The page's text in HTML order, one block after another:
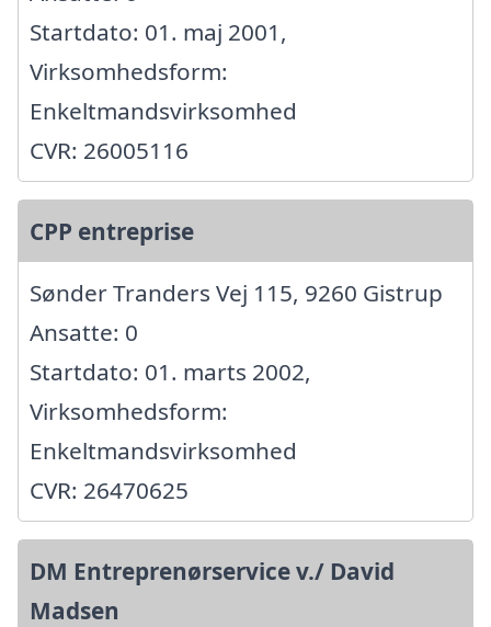
Startdato: 01. maj 2001,
Virksomhedsform:
Enkeltmandsvirksomhed
CVR: 26005116
CPP entreprise
Sønder Tranders Vej 115, 9260 Gistrup
Ansatte: 0
Startdato: 01. marts 2002,
Virksomhedsform:
Enkeltmandsvirksomhed
CVR: 26470625
DM Entreprenørservice v./ David
Madsen